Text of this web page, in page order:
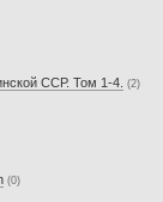
ССР. Том 1-4. (2)
(0)